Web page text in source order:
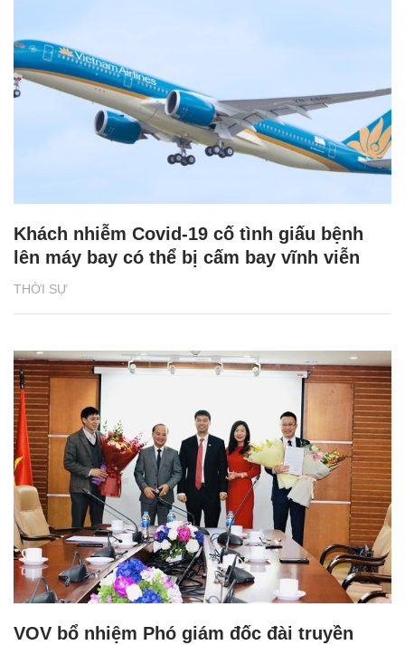
THỜI SỰ
Khách nhiễm Covid-19 cố tình giấu bệnh
lên máy bay có thể bị cấm bay vĩnh viễn
VOV bổ nhiệm Phó giám đốc đài truyền